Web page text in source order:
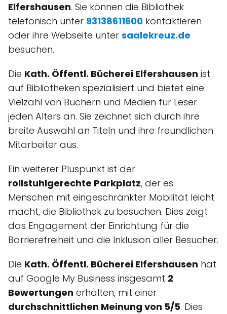
Elfershausen. Sie können die Bibliothek
telefonisch unter 93138611600 kontaktieren
oder ihre Webseite unter saalekreuz.de
besuchen.
Die Kath. Öffentl. Bücherei Elfershausen ist
auf Bibliotheken spezialisiert und bietet eine
Vielzahl von Büchern und Medien für Leser
jeden Alters an. Sie zeichnet sich durch ihre
breite Auswahl an Titeln und ihre freundlichen
Mitarbeiter aus.
Ein weiterer Pluspunkt ist der
rollstuhlgerechte Parkplatz, der es
Menschen mit eingeschränkter Mobilität leicht
macht, die Bibliothek zu besuchen. Dies zeigt
das Engagement der Einrichtung für die
Barrierefreiheit und die Inklusion aller Besucher.
Die Kath. Öffentl. Bücherei Elfershausen hat
auf Google My Business insgesamt 2
Bewertungen erhalten, mit einer
durchschnittlichen Meinung von 5/5. Dies